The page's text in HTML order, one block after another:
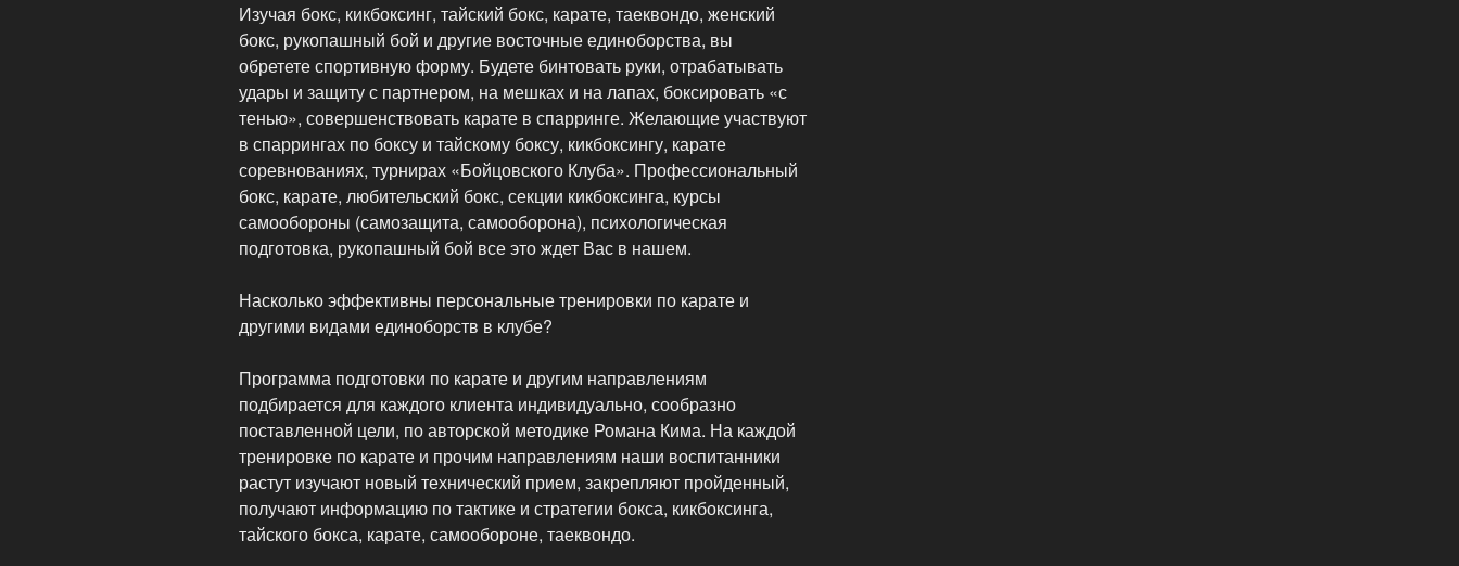
Изучая бокс, кикбоксинг, тайский бокс, карате, таеквондо, женский
бокс, рукопашный бой и другие восточные единоборства, вы
обретете спортивную форму. Будете бинтовать руки, отрабатывать
удары и защиту с партнером, на мешках и на лапах, боксировать «с
тенью», совершенствовать карате в спарринге. Желающие участвуют
в спаррингах по боксу и тайскому боксу, кикбоксингу, карате
соревнованиях, турнирах «Бойцовского Клуба». Профессиональный
бокс, карате, любительский бокс, секции кикбоксинга, курсы
самообороны (самозащита, самооборона), психологическая
подготовка, рукопашный бой все это ждет Вас в нашем.
Насколько эффективны персональные тренировки по карате и
другими видами единоборств в клубе?
Программа подготовки по карате и другим направлениям
подбирается для каждого клиента индивидуально, сообразно
поставленной цели, по авторской методике Романа Кима. На каждой
тренировке по карате и прочим направлениям наши воспитанники
растут изучают новый технический прием, закрепляют пройденный,
получают информацию по тактике и стратегии бокса, кикбоксинга,
тайского бокса, карате, самообороне, таеквондо.